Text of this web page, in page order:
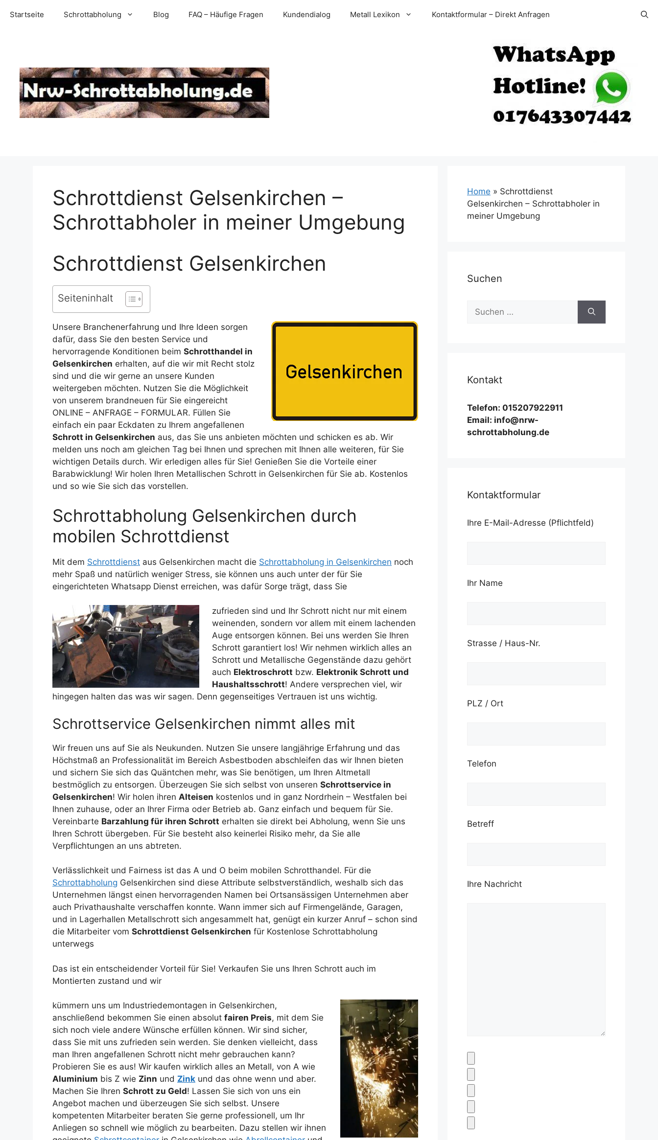
InhaltStartseite Schrottabholung Blog FAQ – Häufige Fragen Kundendialog Metall Lexikon Kontaktformular – Direkt Anfragen
Schrottdienst Gelsenkirchen –
Schrottabholer in meiner Umgebung
Schrottdienst Gelsenkirchen
Seiteninhalt
Unsere Branchenerfahrung und Ihre Ideen sorgen
dafür, dass Sie den besten Service und
hervorragende Konditionen beim Schrotthandel in
Gelsenkirchen erhalten, auf die wir mit Recht stolz
sind und die wir gerne an unsere Kunden
weitergeben möchten. Nutzen Sie die Möglichkeit
von unserem brandneuen für Sie eingereicht
ONLINE – ANFRAGE – FORMULAR. Füllen Sie
einfach ein paar Eckdaten zu Ihrem angefallenen
Schrott in Gelsenkirchen aus, das Sie uns anbieten möchten und schicken es ab. Wir
melden uns noch am gleichen Tag bei Ihnen und sprechen mit Ihnen alle weiteren, für Sie
wichtigen Details durch. Wir erledigen alles für Sie! Genießen Sie die Vorteile einer
Barabwicklung! Wir holen Ihren Metallischen Schrott in Gelsenkirchen für Sie ab. Kostenlos
und so wie Sie sich das vorstellen.
Schrottabholung Gelsenkirchen durch
mobilen Schrottdienst
Mit dem Schrottdienst aus Gelsenkirchen macht die Schrottabholung in Gelsenkirchen noch
mehr Spaß und natürlich weniger Stress, sie können uns auch unter der für Sie
eingerichteten Whatsapp Dienst erreichen, was dafür Sorge trägt, dass Sie
zufrieden sind und Ihr Schrott nicht nur mit einem
weinenden, sondern vor allem mit einem lachenden
Auge entsorgen können. Bei uns werden Sie Ihren
Schrott garantiert los! Wir nehmen wirklich alles an
Schrott und Metallische Gegenstände dazu gehört
auch Elektroschrott bzw. Elektronik Schrott und
Haushaltsschrott! Andere versprechen viel, wir
hingegen halten das was wir sagen. Denn gegenseitiges Vertrauen ist uns wichtig.
Schrottservice Gelsenkirchen nimmt alles mit
Wir freuen uns auf Sie als Neukunden. Nutzen Sie unsere langjährige Erfahrung und das
Höchstmaß an Professionalität im Bereich Asbestboden abschleifen das wir Ihnen bieten
und sichern Sie sich das Quäntchen mehr, was Sie benötigen, um Ihren Altmetall
bestmöglich zu entsorgen. Überzeugen Sie sich selbst von unseren Schrottservice in
Gelsenkirchen! Wir holen ihren Alteisen kostenlos und in ganz Nordrhein – Westfalen bei
Ihnen zuhause, oder an Ihrer Firma oder Betrieb ab. Ganz einfach und bequem für Sie.
Vereinbarte Barzahlung für ihren Schrott erhalten sie direkt bei Abholung, wenn Sie uns
Ihren Schrott übergeben. Für Sie besteht also keinerlei Risiko mehr, da Sie alle
Verpflichtungen an uns abtreten.
Verlässlichkeit und Fairness ist das A und O beim mobilen Schrotthandel. Für die
Schrottabholung Gelsenkirchen sind diese Attribute selbstverständlich, weshalb sich das
Unternehmen längst einen hervorragenden Namen bei Ortsansässigen Unternehmen aber
auch Privathaushalte verschaffen konnte. Wann immer sich auf Firmengelände, Garagen,
und in Lagerhallen Metallschrott sich angesammelt hat, genügt ein kurzer Anruf – schon sind
die Mitarbeiter vom Schrottdienst Gelsenkirchen für Kostenlose Schrottabholung
unterwegs
Das ist ein entscheidender Vorteil für Sie! Verkaufen Sie uns Ihren Schrott auch im
Montierten zustand und wir
kümmern uns um Industriedemontagen in Gelsenkirchen,
anschließend bekommen Sie einen absolut fairen Preis, mit dem Sie
sich noch viele andere Wünsche erfüllen können. Wir sind sicher,
dass Sie mit uns zufrieden sein werden. Sie denken vielleicht, dass
man Ihren angefallenen Schrott nicht mehr gebrauchen kann?
Probieren Sie es aus! Wir kaufen wirklich alles an Metall, von A wie
Aluminium bis Z wie Zinn und Zink und das ohne wenn und aber.
Machen Sie Ihren Schrott zu Geld! Lassen Sie sich von uns ein
Angebot machen und überzeugen Sie sich selbst. Unsere
kompetenten Mitarbeiter beraten Sie gerne professionell, um Ihr
Anliegen so schnell wie möglich zu bearbeiten. Dazu stellen wir ihnen
Home » Schrottdienst
Gelsenkirchen – Schrottabholer in
meiner Umgebung
Suchen
Suchen
nach:
Kontakt
Telefon: 015207922911
Email: info@nrw-
schrottabholung.de
Kontaktformular
Ihre E-Mail-Adresse (Pflichtfeld)
Ihr Name
Strasse / Haus-Nr.
PLZ / Ort
Telefon
Betreff
Ihre Nachricht